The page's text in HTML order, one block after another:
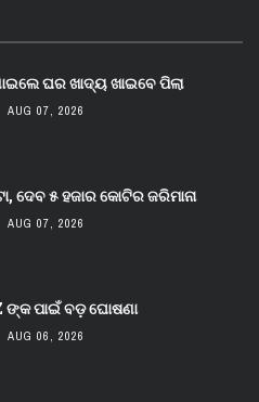
ଘର ଖାଦ୍ୟ ଖାଇବେ ପିଲା
AUG 07, 2026
ଦେବ ୫ ହଜାର କୋଟିର ଜରିମାନା
AUG 07, 2026
ଙ୍କ ପାଇଁ ବଡ଼ ଘୋଷଣା
AUG 06, 2026